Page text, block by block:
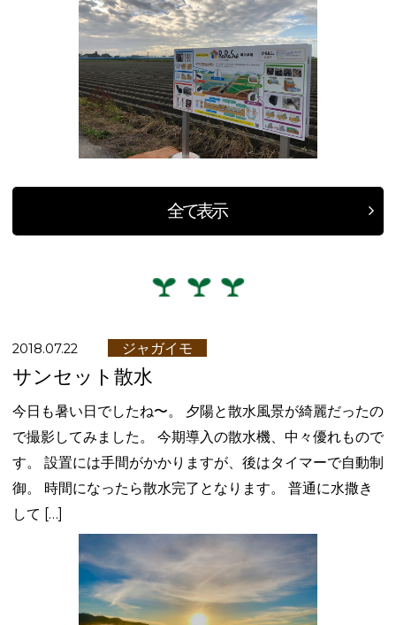
全て表示
2018.07.22 ジャガイモ
サンセット散水
今日も暑い日でしたね〜。 夕陽と散水風景が綺麗だったの
で撮影してみました。 今期導入の散水機、中々優れもので
す。 設置には手間がかかりますが、後はタイマーで自動制
御。 時間になったら散水完了となります。 普通に水撒き
して […]